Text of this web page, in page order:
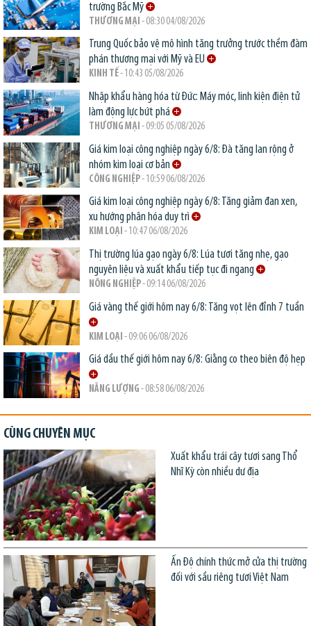
trường Bắc Mỹ
THƯƠNG MẠI - 08:30 04/08/2026
Trung Quốc bảo vệ mô hình tăng trưởng trước thềm đàm
phán thương mại với Mỹ và EU
KINH TẾ- 10:43 05/08/2026
Nhập khẩu hàng hóa từ Đức: Máy móc, linh kiện điện tử
làm động lực bứt phá
THƯƠNG MẠI - 09:05 05/08/2026
Giá kim loại công nghiệp ngày 6/8: Đà tăng lan rộng ở
nhóm kim loại cơ bản
CÔNG NGHIỆP- 10:59 06/08/2026
Giá kim loại công nghiệp ngày 6/8: Tăng giảm đan xen,
xu hướng phân hóa duy trì
KIM LOẠI - 10:47 06/08/2026
Thị trường lúa gạo ngày 6/8: Lúa tươi tăng nhẹ, gạo
nguyên liệu và xuất khẩu tiếp tục đi ngang
NÔNG NGHIỆP- 09:14 06/08/2026
Giá vàng thế giới hôm nay 6/8: Tăng vọt lên đỉnh 7 tuần
KIM LOẠI - 09:06 06/08/2026
Giá dầu thế giới hôm nay 6/8: Giằng co theo biên độ hẹp
NĂNG LƯỢNG - 08:58 06/08/2026
CÙNG CHUYÊN MỤC
Xuất khẩu trái cây tươi sang Thổ
Nhĩ Kỳ còn nhiều dư địa
Ấn Độ chính thức mở cửa thị trường
đối với sầu riêng tươi Việt Nam